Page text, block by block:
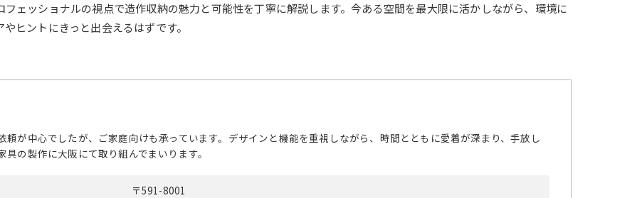
ェッショナルの視点で造作収納の魅力と可能性を丁寧に解説します。今ある空間を最大限に活かしながら、環境に
ヒントにきっと出会えるはずです。
頼が中心でしたが、ご家庭向けも承っています。デザインと機能を重視しながら、時間とともに愛着が深まり、手放し
具の製作に大阪にて取り組んでまいります。
〒591-8001